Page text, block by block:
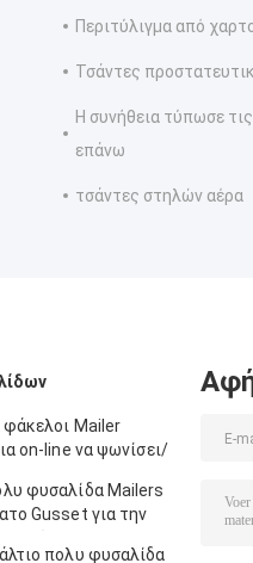
Περιτύλιγμα από
Τσάντες
Η συνήθεια τύπωσε
επάνω
τσάντες στηλών αέρα
φάκελοι Mailer
on-line να ψωνίσει/
φυσαλίδα Mailers
Gusset για την
πολυ φυσαλίδα